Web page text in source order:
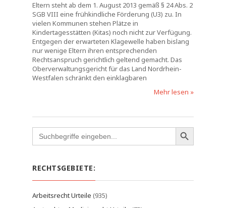
Eltern steht ab dem 1. August 2013 gemäß § 24 Abs. 2
SGB VIII eine frühkindliche Förderung (U3) zu. In
vielen Kommunen stehen Plätze in
Kindertagesstätten (Kitas) noch nicht zur Verfügung.
Entgegen der erwarteten Klagewelle haben bislang
nur wenige Eltern ihren entsprechenden
Rechtsanspruch gerichtlich geltend gemacht. Das
Oberverwaltungsgericht für das Land Nordrhein-
Westfalen schränkt den einklagbaren
Mehr lesen »
Search
for:
RECHTSGEBIETE:
Arbeitsrecht Urteile (935)